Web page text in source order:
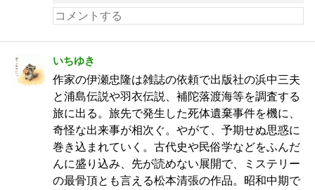
いちゆき
作家の伊瀬忠隆は雑誌の依頼で出版社の浜中三夫
と浦島伝説や羽衣伝説、補陀落渡海等を調査する
旅に出る。旅先で発生した死体遺棄事件を機に、
奇怪な出来事が相次ぐ。やがて、予期せぬ思惑に
巻き込まれていく。古代史や民俗学などをふんだ
んに盛り込み、先が読めない展開で、ミステリー
の最骨頂とも言える松本清張の作品。昭和中期で